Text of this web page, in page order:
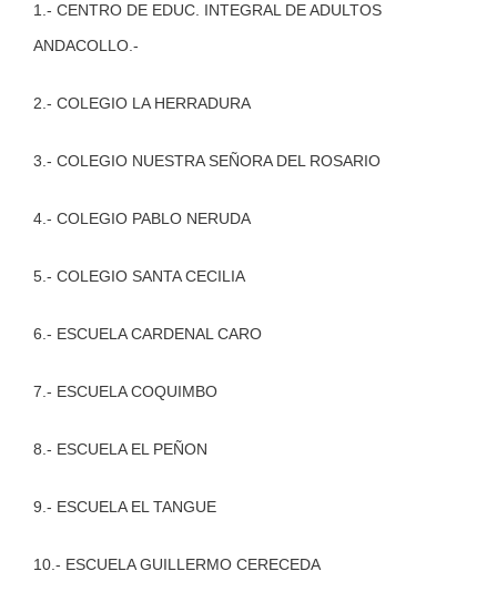
1.- CENTRO DE EDUC. INTEGRAL DE ADULTOS
ANDACOLLO.-
2.- COLEGIO LA HERRADURA
3.- COLEGIO NUESTRA SEÑORA DEL ROSARIO
4.- COLEGIO PABLO NERUDA
5.- COLEGIO SANTA CECILIA
6.- ESCUELA CARDENAL CARO
7.- ESCUELA COQUIMBO
8.- ESCUELA EL PEÑON
9.- ESCUELA EL TANGUE
10.- ESCUELA GUILLERMO CERECEDA